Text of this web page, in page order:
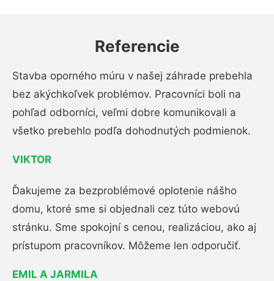
Referencie
Stavba oporného múru v našej záhrade prebehla
bez akýchkoľvek problémov. Pracovníci boli na
pohľad odborníci, veľmi dobre komunikovali a
všetko prebehlo podľa dohodnutých podmienok.
VIKTOR
Ďakujeme za bezproblémové oplotenie nášho
domu, ktoré sme si objednali cez túto webovú
stránku. Sme spokojní s cenou, realizáciou, ako aj
prístupom pracovníkov. Môžeme len odporučiť.
EMIL A JARMILA